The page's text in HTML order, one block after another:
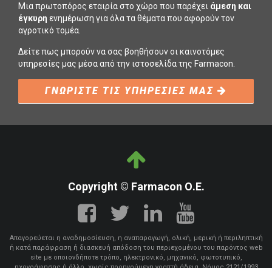
Μια πρωτοπόρος εταιρία στο χώρο που παρέχει άμεση και
έγκυρη ενημέρωση για όλα τα θέματα που αφορούν τον
αγροτικό τομέα.
Δείτε πως μπορούν να σας βοηθήσουν οι καινοτόμες
υπηρεσίες μας μέσα από την ιστοσελίδα της Farmacon.
ΓΝΩΡΙΣΤΕ ΤΙΣ ΥΠΗΡΕΣΙΕΣ ΜΑΣ
Copyright © Farmacon Ο.Ε.
Απαγορεύεται η αναδημοσίευση, η αναπαραγωγή, ολική, μερική ή περιληπτική
ή κατά παράφραση ή διασκευή απόδοση του περιεχομένου του παρόντος web
site με οποιονδήποτε τρόπο, ηλεκτρονικό, μηχανικό, φωτοτυπικό,